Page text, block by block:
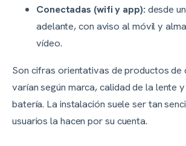
Conectadas (wifi y app): desde
adelante, con aviso al móvil y
vídeo.
Son cifras orientativas de productos de
varían según marca, calidad de la lente
batería. La instalación suele ser tan
usuarios la hacen por su cuenta.